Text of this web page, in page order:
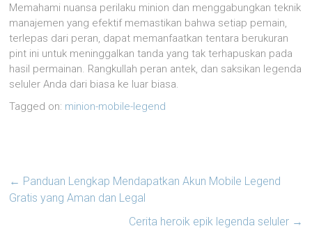
Memahami nuansa perilaku minion dan menggabungkan teknik
manajemen yang efektif memastikan bahwa setiap pemain,
terlepas dari peran, dapat memanfaatkan tentara berukuran
pint ini untuk meninggalkan tanda yang tak terhapuskan pada
hasil permainan. Rangkullah peran antek, dan saksikan legenda
seluler Anda dari biasa ke luar biasa.
Tagged on: minion-mobile-legend
← Panduan Lengkap Mendapatkan Akun Mobile Legend
Gratis yang Aman dan Legal
Cerita heroik epik legenda seluler →